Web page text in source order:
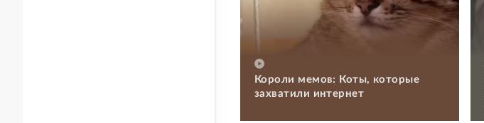
Короли мемов: Коты, которые
захватили интернет